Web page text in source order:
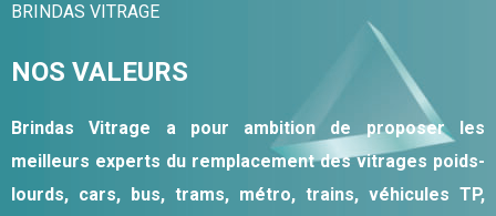
BRINDAS VITRAGE
NOS VALEURS
Brindas Vitrage a pour ambition de proposer les
meilleurs experts du remplacement des vitrages poids-
lourds, cars, bus, trams, métro, trains, véhicules TP,